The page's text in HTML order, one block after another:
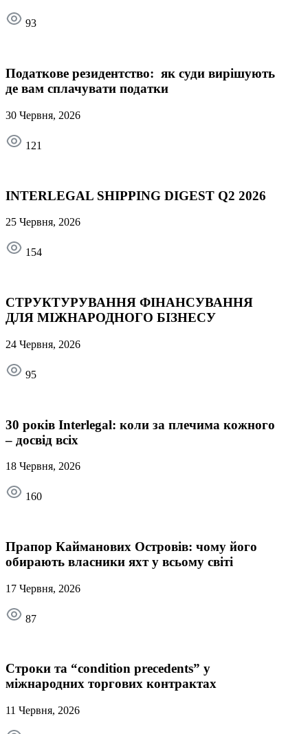
93
Податкове резидентство: як суди вирішують
де вам сплачувати податки
30 Червня, 2026
121
INTERLEGAL SHIPPING DIGEST Q2 2026
25 Червня, 2026
154
СТРУКТУРУВАННЯ ФІНАНСУВАННЯ
ДЛЯ МІЖНАРОДНОГО БІЗНЕСУ
24 Червня, 2026
95
30 років Interlegal: коли за плечима кожного
– досвід всіх
18 Червня, 2026
160
Прапор Кайманових Островів: чому його
обирають власники яхт у всьому світі
17 Червня, 2026
87
Строки та “condition precedents” у
міжнародних торгових контрактах
11 Червня, 2026